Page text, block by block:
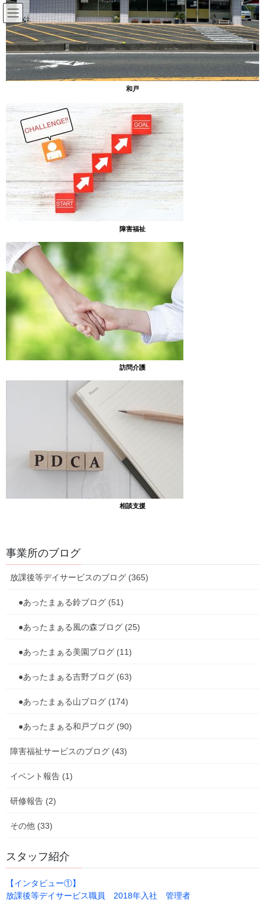
コ
ン
テ
ン
ツ
へ
ス
ナ
ビ
ゲ
ー
シ
ョ
ン
放課後等デイサービスのブログ
放課後等デイサービスのブログ
2022年11月14日
放課後等デイサービスのブログ
ハロウィン
ハロウィンイベントをおこないました！
みんなで仮装を楽しみ、可愛らしい笑顔が伺えました。
和戸
障害福祉
訪問介護
相談支援
事業所のブログ
放課後等デイサービスのブログ (365)
●あったまぁる鈴ブログ (51)
●あったまぁる風の森ブログ (25)
●あったまぁる美園ブログ (11)
●あったまぁる吉野ブログ (63)
●あったまぁる山ブログ (174)
●あったまぁる和戸ブログ (90)
障害福祉サービスのブログ (43)
イベント報告 (1)
研修報告 (2)
その他 (33)
スタッフ紹介
【インタビュー①】
放課後等デイサービス職員 2018年入社 管理者